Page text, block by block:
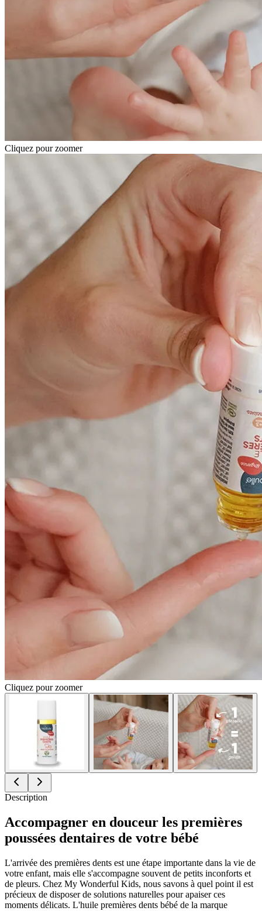
Cliquez pour zoomer
Cliquez pour zoomer
Description
Accompagner en douceur les premières
poussées dentaires de votre bébé
L'arrivée des premières dents est une étape importante dans la vie de
votre enfant, mais elle s'accompagne souvent de petits inconforts et
de pleurs. Chez My Wonderful Kids, nous savons à quel point il est
précieux de disposer de solutions naturelles pour apaiser ces
moments délicats. L'huile premières dents bébé de la marque